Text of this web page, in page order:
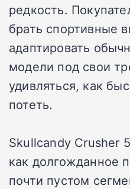
редкость.
брать спортивные
адаптировать
модели под свои
удивляться, как
потеть.
Skullcandy Crusher
как долгожданное
почти пустом